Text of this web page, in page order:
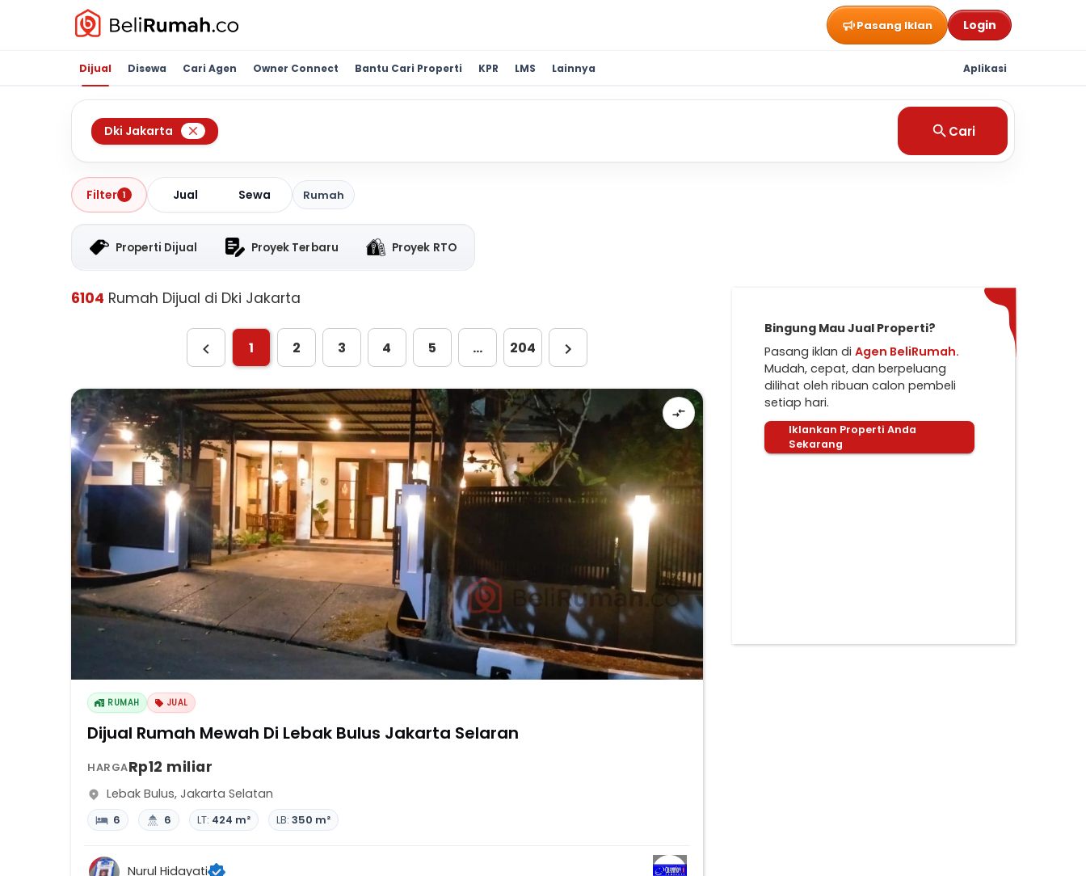
Pasang Iklan Login
Dijual Disewa Cari Agen Owner Connect Bantu Cari Properti KPR LMS Lainnya Aplikasi
Dki Jakarta Cari
Filter 1 Jual Sewa Rumah
Properti Dijual Proyek Terbaru Proyek RTO
6104 Rumah Dijual di Dki Jakarta
1 2 3 4 5 … 204
RUMAH JUAL
Dijual Rumah Mewah Di Lebak Bulus Jakarta Selaran
HARGARp12 miliar
Lebak Bulus, Jakarta Selatan
6 6 LT: 424 m² LB: 350 m²
Nurul Hidayati
Bingung Mau Jual Properti?
Pasang iklan di Agen BeliRumah.
Mudah, cepat, dan berpeluang
dilihat oleh ribuan calon pembeli
setiap hari.
Iklankan Properti Anda
Sekarang